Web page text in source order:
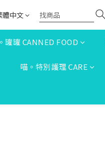
體中文
罐罐 CANNED FOOD
喵。特別護理 CARE